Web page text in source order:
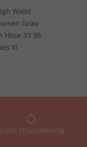
Waist
Grau
Hose 33 36
Xl
Filiallieferung